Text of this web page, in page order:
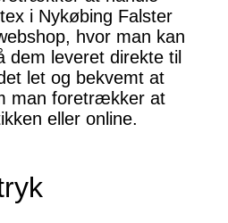
i Nykøbing Falster
hvor man kan
dem leveret direkte til
let og bekvemt at
man foretrækker at
eller online.